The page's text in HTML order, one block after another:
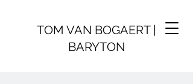
TOM VAN BOGAERT |
BARYTON